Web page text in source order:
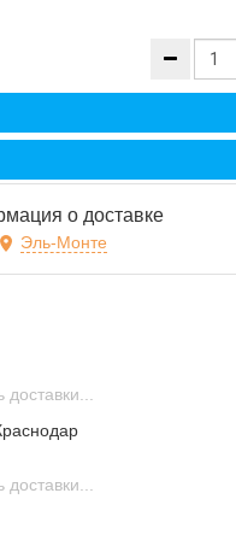
о доставке
Эль-Монте